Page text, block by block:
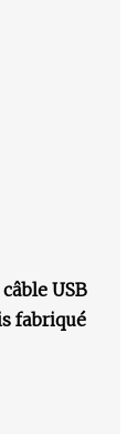
USB
fabriqué